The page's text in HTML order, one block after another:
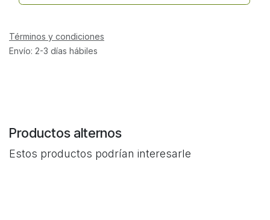
Términos y condiciones
Envío: 2-3 días hábiles
Productos alternos
Estos productos podrían interesarle